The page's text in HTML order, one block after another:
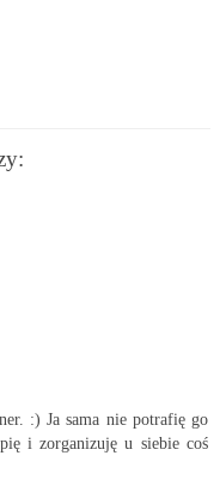
:) Ja sama nie potrafię go
i zorganizuję u siebie coś